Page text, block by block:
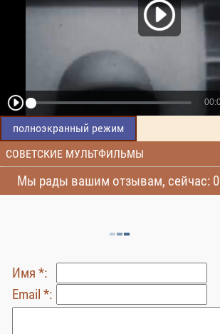
полноэкранный режим
СОВЕТСКИЕ МУЛЬТФИЛЬМЫ
Мы рады вашим отзывам, сейчас: 0
Имя *:
Email *: